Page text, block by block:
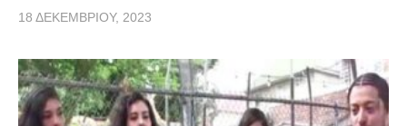
18 ΔΕΚΕΜΒΡΊΟΥ, 2023